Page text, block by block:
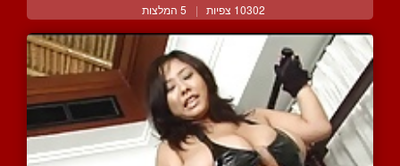
10302 צפיות | 5 המלצות